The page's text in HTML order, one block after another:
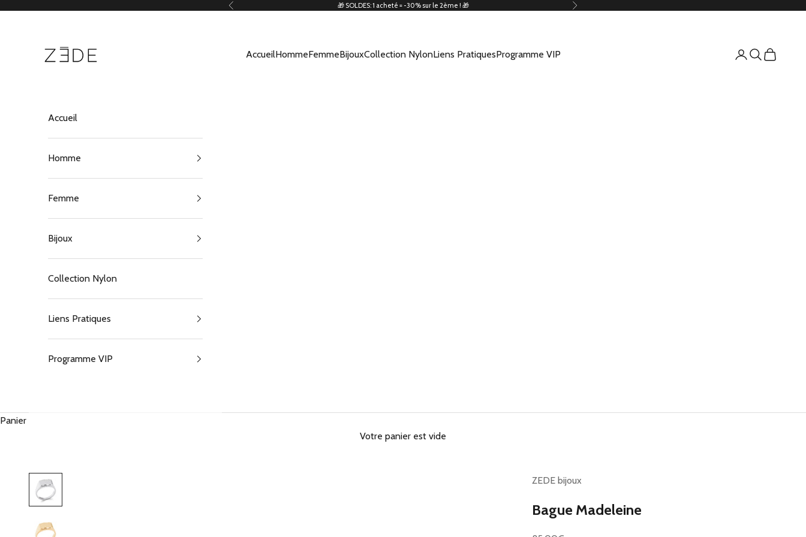
Précédent 🎁 SOLDES: 1 acheté = -30% sur le 2ème ! 🎁 Suivant
AccueilHommeFemmeBijouxCollection NylonLiens PratiquesProgramme VIP Connexion
Recherche
Panier
Accueil
Homme
Femme
Bijoux
Collection Nylon
Liens Pratiques
Programme VIP
Panier
Votre panier est vide
ZEDE bijoux
Bague Madeleine